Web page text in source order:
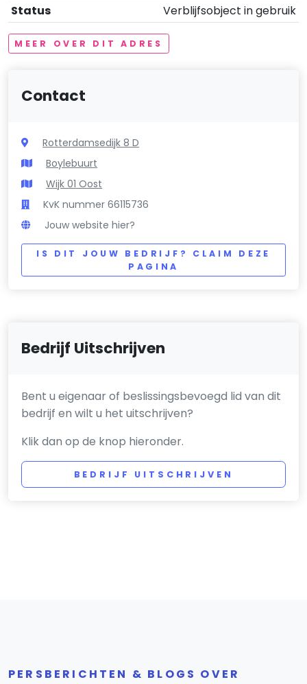
Status
Verblijfsobject in gebruik
MEER OVER DIT ADRES
Contact
Rotterdamsedijk 8 D
Boylebuurt
Wijk 01 Oost
KvK nummer 66115736
Jouw website hier?
IS DIT JOUW BEDRIJF? CLAIM DEZE
PAGINA
Bedrijf Uitschrijven
Bent u eigenaar of beslissingsbevoegd lid van dit
bedrijf en wilt u het uitschrijven?
Klik dan op de knop hieronder.
BEDRIJF UITSCHRIJVEN
PERSBERICHTEN & BLOGS OVER